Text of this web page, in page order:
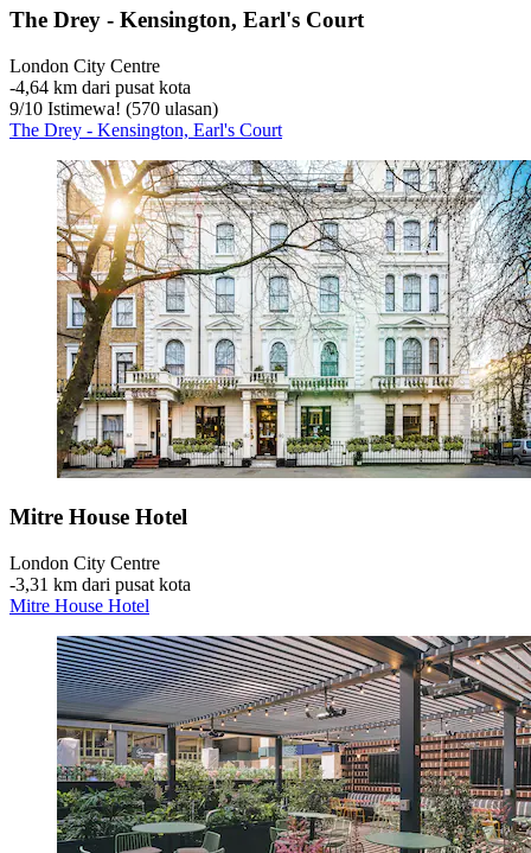
The Drey - Kensington, Earl's Court
London City Centre
‐4,64 km dari pusat kota
9/10 Istimewa! (570 ulasan)
The Drey - Kensington, Earl's Court
Mitre House Hotel
London City Centre
‐3,31 km dari pusat kota
Mitre House Hotel